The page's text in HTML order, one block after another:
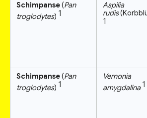
Schimpanse(Pan
troglodytes) 1
Aspilia
rudis
1
Schimpanse(Pan
troglodytes) 1
Vernonia
amygdalina 1